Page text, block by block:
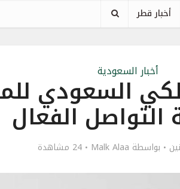
أخبار قطر
أخبار السعودية
السعودي
التواصل الفعال
بواسطة Malk Alaa 24 مشاهدة